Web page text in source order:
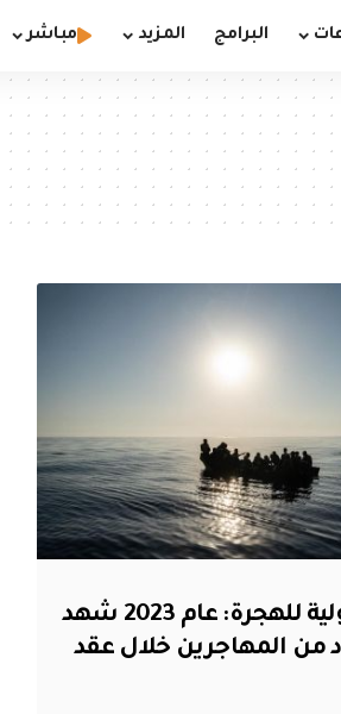
البرامج المزيد مباشر
المنظمة الدولية للهجرة: عام 2023 شهد
من المهاجرين خلال عقد